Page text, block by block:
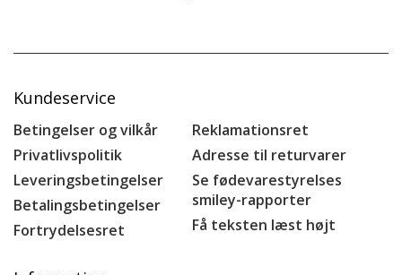
Kundeservice
Betingelser og vilkår
Privatlivspolitik
Leveringsbetingelser
Betalingsbetingelser
Fortrydelsesret
Reklamationsret
Adresse til returvarer
Se fødevarestyrelses
smiley-rapporter
Få teksten læst højt